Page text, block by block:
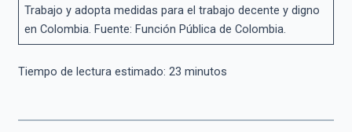
Trabajo y adopta medidas para el trabajo decente y digno
en Colombia. Fuente: Función Pública de Colombia.
Tiempo de lectura estimado: 23 minutos